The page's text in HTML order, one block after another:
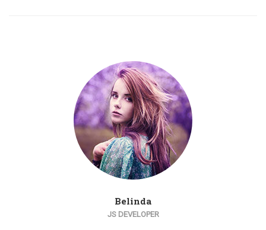
Belinda
JS DEVELOPER